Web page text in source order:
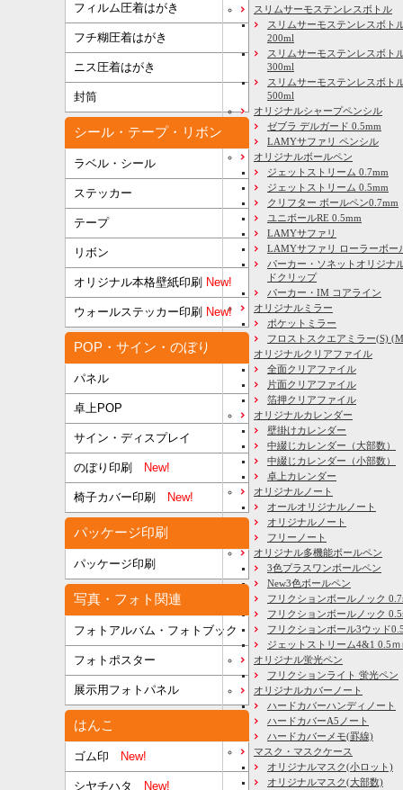
フィルム圧着はがき
フチ糊圧着はがき
ニス圧着はがき
封筒
シール・テープ・リボン
ラベル・シール
ステッカー
テープ
リボン
オリジナル本格壁紙印刷 New!
ウォールステッカー印刷 New!
POP・サイン・のぼり
パネル
卓上POP
サイン・ディスプレイ
のぼり印刷 New!
椅子カバー印刷 New!
パッケージ印刷
パッケージ印刷
写真・フォト関連
フォトアルバム・フォトブック
フォトポスター
展示用フォトパネル
はんこ
ゴム印 New!
シヤチハタ New!
スリムサーモステンレスボトル
スリムサーモステンレスボト
200ml
スリムサーモステンレスボト
300ml
スリムサーモステンレスボト
500ml
オリジナルシャープペンシル
ゼブラ デルガード 0.5mm
LAMYサファリ ペンシル
オリジナルボールペン
ジェットストリーム 0.7mm
ジェットストリーム 0.5mm
クリフター ボールペン0.7mm
ユニボールRE 0.5mm
LAMYサファリ
LAMYサファリ ローラーボー
パーカー・ソネットオリジナ
ドクリップ
パーカー・IM コアライン
オリジナルミラー
ポケットミラー
フロストスクエアミラー(S)
オリジナルクリアファイル
全面クリアファイル
片面クリアファイル
箔押クリアファイル
オリジナルカレンダー
壁掛けカレンダー
中綴じカレンダー（大部数）
中綴じカレンダー（小部数）
卓上カレンダー
オリジナルノート
オールオリジナルノート
オリジナルノート
フリーノート
オリジナル多機能ボールペン
3色プラスワンボールペン
New3色ボールペン
フリクションボールノック
フリクションボールノック
フリクションボール3ウッド
ジェットストリーム4&1 0.5ｍ
オリジナル蛍光ペン
フリクションライト 蛍光ペン
オリジナルカバーノート
ハードカバーハンディノート
ハードカバーA5ノート
ハードカバーメモ(罫線)
マスク・マスクケース
オリジナルマスク(小ロット)
オリジナルマスク(大部数)